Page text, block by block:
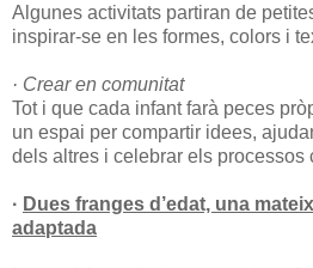
Algunes activitats partiran de
inspirar-se en les formes, colors i
· Crear en comunitat
Tot i que cada infant farà peces
un espai per compartir idees,
dels altres i celebrar els processos
· Dues franges d’edat, una
adaptada